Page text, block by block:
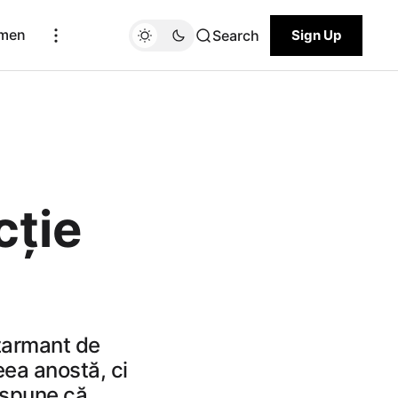
Search Sign Up
de
anostă, ci